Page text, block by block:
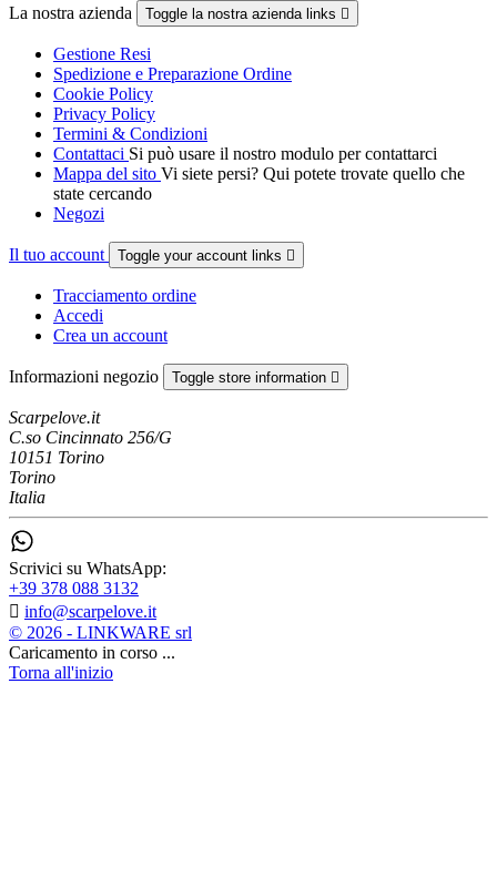
La nostra azienda Toggle la nostra azienda links 
Gestione Resi
Spedizione e Preparazione Ordine
Cookie Policy
Privacy Policy
Termini & Condizioni
Contattaci Si può usare il nostro modulo per contattarci
Mappa del sito Vi siete persi? Qui potete trovate quello che
state cercando
Negozi
Il tuo account Toggle your account links 
Tracciamento ordine
Accedi
Crea un account
Informazioni negozio Toggle store information 
Scarpelove.it
C.so Cincinnato 256/G
10151 Torino
Torino
Italia
Scrivici su WhatsApp:
+39 378 088 3132
 info@scarpelove.it
© 2026 - LINKWARE srl
Caricamento in corso ...
Torna all'inizio